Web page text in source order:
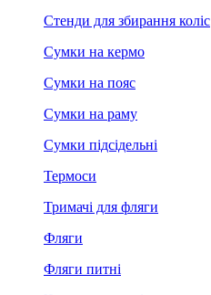
Стенди для збирання коліс
Сумки на кермо
Сумки на пояс
Сумки на раму
Сумки підсідельні
Термоси
Тримачі для фляги
Фляги
Фляги питні